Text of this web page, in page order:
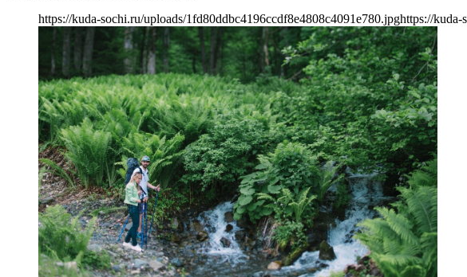
https://kuda-sochi.ru/uploads/1fd80ddbc4196ccdf8e4808c4091e780.jpghttps://kuda-